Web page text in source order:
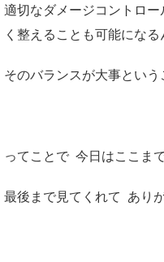
適切なダメージコントロ
く整えることも可能になる
そのバランスが大事という
ってことで 今日はここまで
最後まで見てくれて あり